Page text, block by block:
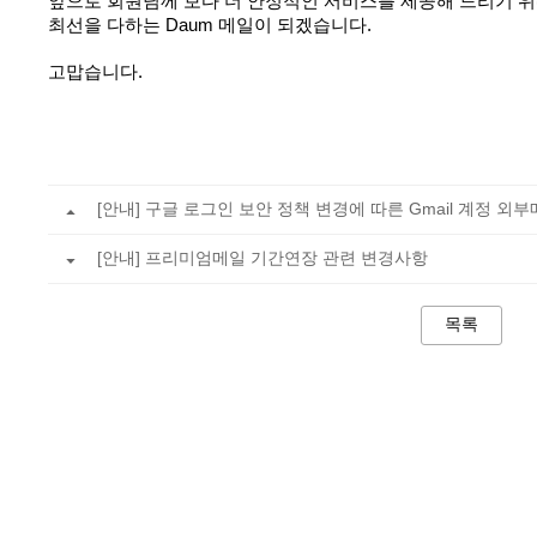
최선을 다하는 Daum 메일이 되겠습니다.
고맙습니다.
[안내] 구글 로그인 보안 정책 변경에 따른 Gmail 계정 외부
[안내] 프리미엄메일 기간연장 관련 변경사항
목록